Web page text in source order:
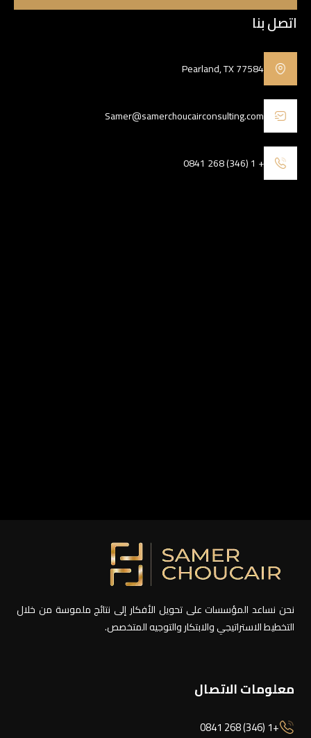
اتصل بنا
Pearland, TX 77584
Samer@samerchoucairconsulting.com
نحن نساعد المؤسسات على تحويل الأفكار إلى نتائج ملموسة من خلال
التخطيط الاستراتيجي والابتكار والتوجيه المتخصص.
معلومات الاتصال
+1 (346) 268 0841